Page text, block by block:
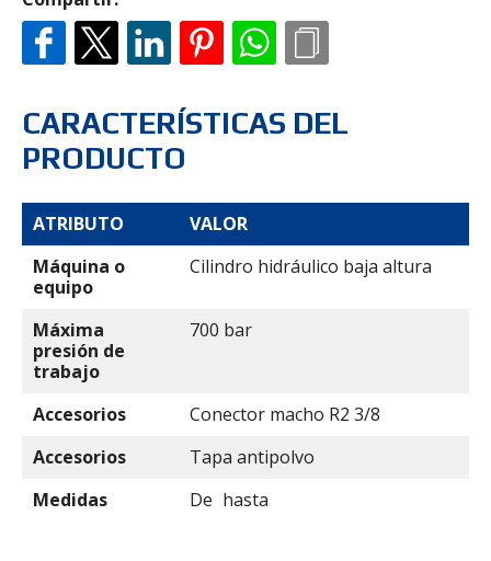
CARACTERÍSTICAS DEL
PRODUCTO
ATRIBUTO
VALOR
Máquina o
equipo
Cilindro hidráulico baja altura
Máxima
presión de
trabajo
700 bar
Accesorios
Conector macho R2 3/8
Accesorios
Tapa antipolvo
Medidas
De hasta